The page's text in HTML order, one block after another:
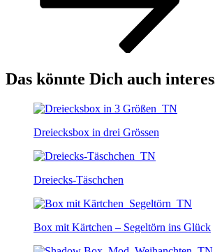
Das könnte Dich auch
Dreiecksbox in drei Grössen
Dreiecks-Täschchen
Box mit Kärtchen – Segeltörn ins Glück